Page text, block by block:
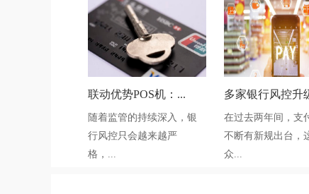
联动优势POS机：...
随着监管的持续深入，银
行风控只会越来越严
格，...
多家银行风控升
在过去两年间，支
不断有新规出台，
众...